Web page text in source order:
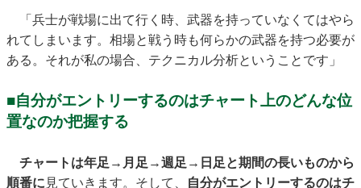
「兵士が戦場に出て行く時、武器を持っていなくてはやら
れてしまいます。相場と戦う時も何らかの武器を持つ必要が
ある。それが私の場合、テクニカル分析ということです」
■自分がエントリーするのはチャート上のどんな位
置なのか把握する
チャートは年足→月足→週足→日足と期間の長いものから
順番に 見ていきます。そして、
自分がエントリーするのはチ